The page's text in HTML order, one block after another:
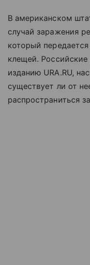
В американском
случай заражения
который
клещей. Российские
изданию URA.RU,
существует ли от
распространиться